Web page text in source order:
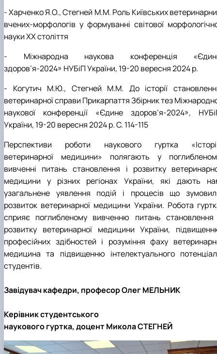
- Харченко Я.О., Стегней М.М. Роль Київських
вчених-морфологів у формуванні світової
науки ХХ століття
- Міжнародна наукова конференція
здоров’я-2024» НУБіП України, 19-20 вересня 2024 р.
- Когутич М.Ю., Стегней М.М. До історії
ветеринарної справи Прикарпаття Збірник тез
наукової конференції «Єдине здоров’я-2024»,
України, 19-20 вересня 2024 р. С. 114-115
Перспективи роботи наукового гуртка
ветеринарної медицини» полягають у
вивченні питань становлення і розвитку
медицини у різних регіонах України, які дають
узагальнене уявлення подій і процесів що
розвиток ветеринарної медицини України. Робота
сприяє поглибленому вивченню питань становлення
розвитку ветеринарної медицини України,
професійних здібностей і розуміння фаху
медицина та підвищенню інтелектуального
студентів.
Завідувач кафедри, професор Олег МЕЛЬНИК
Керівник студентського
наукового гуртка, доцент Микола СТЕГНЕЙ